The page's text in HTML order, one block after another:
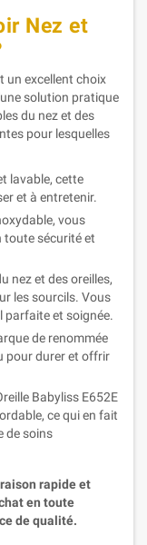
Nez et
un excellent choix
solution pratique
du nez et des
pour lesquelles
lavable, cette
et à entretenir.
vous
toute sécurité et
nez et des oreilles,
les sourcils. Vous
parfaite et soignée.
de renommée
pour durer et offrir
Babyliss E652E
ce qui en fait
de soins
rapide et
en toute
de qualité.